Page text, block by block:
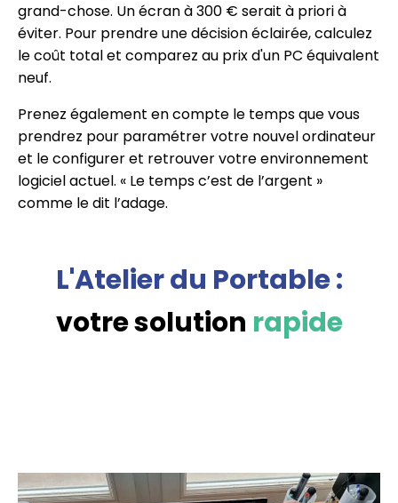
grand-chose. Un écran à 300 € serait à priori à
éviter. Pour prendre une décision éclairée, calculez
le coût total et comparez au prix d'un PC équivalent
neuf.
Prenez également en compte le temps que vous
prendrez pour paramétrer votre nouvel ordinateur
et le configurer et retrouver votre environnement
logiciel actuel. « Le temps c’est de l’argent »
comme le dit l’adage.
L'Atelier du Portable :
votre solution rapide